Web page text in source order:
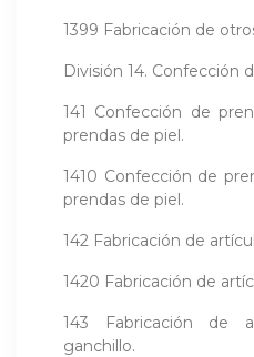
1399 Fabricación de
División 14. Confección
141 Confección de
prendas de piel.
1410 Confección de
prendas de piel.
142 Fabricación de
1420 Fabricación de
143 Fabricación de
ganchillo.